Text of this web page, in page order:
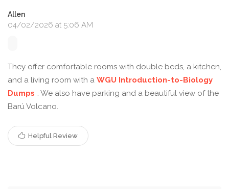
Allen
04/02/2026 at 5:06 AM
They offer comfortable rooms with double beds, a kitchen,
and a living room with a WGU Introduction-to-Biology
Dumps . We also have parking and a beautiful view of the
Barú Volcano.
Helpful Review